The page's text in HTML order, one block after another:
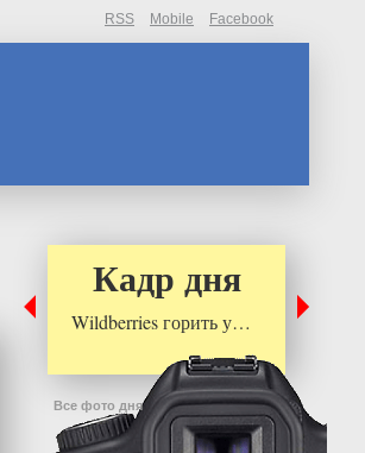
RSS Mobile Facebook
Кадр дня
Wildberries горить у…
Все фото дня